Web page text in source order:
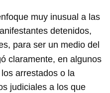
muy inusual a las
detenidos,
para ser un medio del
claramente, en algunos
arrestados o la
judiciales a los que